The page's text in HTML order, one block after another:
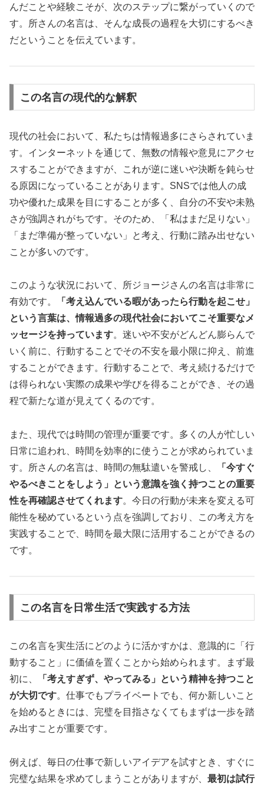
んだことや経験こそが、次のステップに繋がっていくので
す。所さんの名言は、そんな成長の過程を大切にするべき
だということを伝えています。
この名言の現代的な解釈
現代の社会において、私たちは情報過多にさらされていま
す。インターネットを通じて、無数の情報や意見にアクセ
スすることができますが、これが逆に迷いや決断を鈍らせ
る原因になっていることがあります。SNSでは他人の成
功や優れた成果を目にすることが多く、自分の不安や未熟
さが強調されがちです。そのため、「私はまだ足りない」
「まだ準備が整っていない」と考え、行動に踏み出せない
ことが多いのです。
このような状況において、所ジョージさんの名言は非常に
有効です。
「考え込んでいる暇があったら行動を起こせ」
という言葉は、情報過多の現代社会においてこそ重要なメ
ッセージを持っています。迷いや不安がどんどん膨らんで
いく前に、行動することでその不安を最小限に抑え、前進
することができます。行動することで、考え続けるだけで
は得られない実際の成果や学びを得ることができ、その過
程で新たな道が見えてくるのです。
また、現代では時間の管理が重要です。多くの人が忙しい
日常に追われ、時間を効率的に使うことが求められていま
す。所さんの名言は、時間の無駄遣いを警戒し、
「今すぐ
やるべきことをしよう」という意識を強く持つことの重要
性を再確認させてくれます。今日の行動が未来を変える可
能性を秘めているという点を強調しており、この考え方を
実践することで、時間を最大限に活用することができるの
です。
この名言を日常生活で実践する方法
この名言を実生活にどのように活かすかは、意識的に「行
動すること」に価値を置くことから始められます。まず最
初に、
「考えすぎず、やってみる」という精神を持つこと
が大切です。仕事でもプライベートでも、何か新しいこと
を始めるときには、完璧を目指さなくてもまずは一歩を踏
み出すことが重要です。
例えば、毎日の仕事で新しいアイデアを試すとき、すぐに
完璧な結果を求めてしまうことがありますが、 最初は試行